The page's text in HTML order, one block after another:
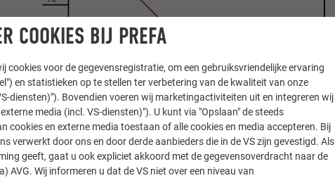
COOKIES BIJ PREFA
cookies voor de gegevensregistratie, om een gebruiksvriendelijke ervaring
en statistieken op te stellen ter verbetering van de kwaliteit van onze
diensten)"). Bovendien voeren wij marketingactiviteiten uit en integreren wij
media (incl. VS-diensten)"). U kunt via "Opslaan" de steeds
cookies en externe media toestaan of alle cookies en media accepteren. Bij
verwerkt door ons en door derde aanbieders die in de VS zijn gevestigd. Als
geeft, gaat u ook expliciet akkoord met de gegevensoverdracht naar de
AVG. Wij informeren u dat de VS niet over een niveau van